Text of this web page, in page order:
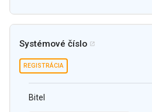
Systémové číslo 
REGISTRÁCIA
Bitel